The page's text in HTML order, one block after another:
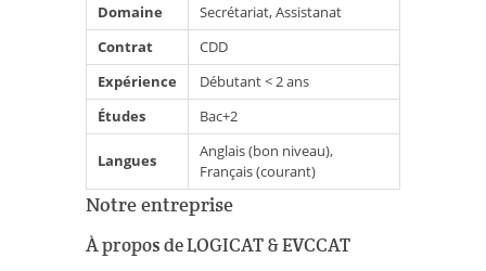
Domaine
Secrétariat, Assistanat
Contrat
CDD
Expérience
Débutant < 2 ans
Études
Bac+2
Langues
Anglais (bon niveau),
Français (courant)
Notre entreprise
À propos de LOGICAT & EVCCAT